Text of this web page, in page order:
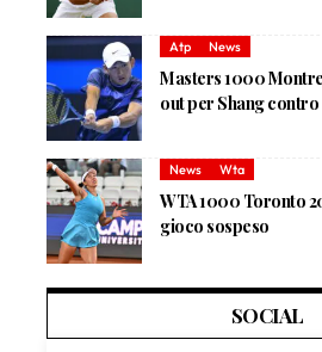
Atp News
Masters 1000
out per Shang
News Wta
WTA 1000 Toronto
gioco sospeso
SOCIAL